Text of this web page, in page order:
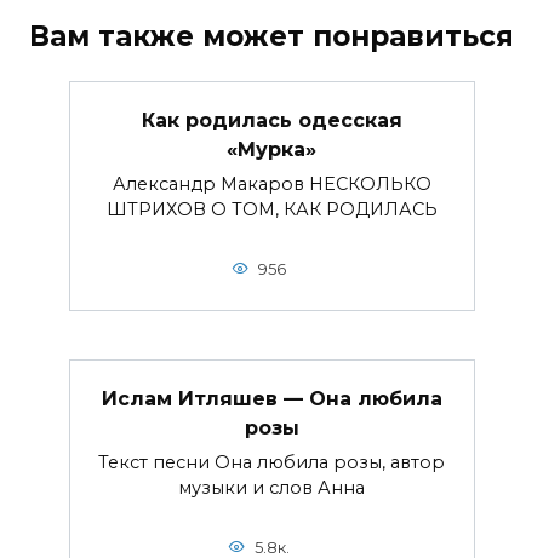
Вам также может понравиться
Как родилась одесская
«Мурка»
Александр Макаров НЕСКОЛЬКО
ШТРИХОВ О ТОМ, КАК РОДИЛАСЬ
956
Ислам Итляшев — Она любила
розы
Текст песни Она любила розы, автор
музыки и слов Анна
5.8к.